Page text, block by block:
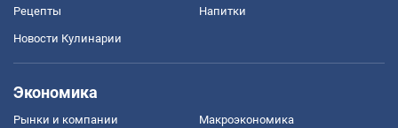
Рецепты Напитки
Новости Кулинарии
Экономика
Рынки и компании Mакроэкономика